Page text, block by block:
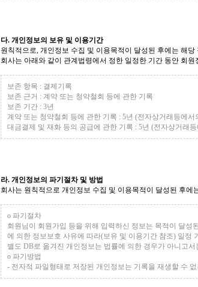
다. 개인정보의 보유 및 이용기간
원칙적으로, 개인정보 수집 및 이용목적이 달성된 후에는 해
회사는 아래와 같이 관계법령에서 정한 일정한 기간 동안 회원
보존 항목 : 결제기록
보존 근거 : 계약 또는 청약철회 등에 관한 기록
보존 기간 : 3년
계약 또는 청약철회 등에 관한 기록 : 5년 (전자상거래등에
대금결제 및 재화 등의 공급에 관한 기록 : 5년 (전자상거래
라. 개인정보의 파기절차 및 방법
회사는 원칙적으로 개인정보 수집 및 이용목적이 달성된 후
ο 파기절차
회원님이 회원가입 등을 위해 입력하신 정보는 목적이 달성
에 의한 정보보호 사유에 따라(보유 및 이용기간 참조) 일정
별도 DB로 옮겨진 개인정보는 법률에 의한 경우가 아니고
ο 파기방법
- 전자적 파일형태로 저장된 개인정보는 기록을 재생할 수